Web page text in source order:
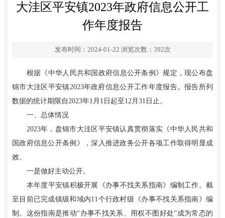
大洼区平安镇2023年政府信息公开工
作年度报告
发布时间：2024-01-22 浏览次数： 392次
根据《中华人民共和国政府信息公开条例》规定，现公布盘
锦市大洼区平安镇2023年政府信息公开工作年度报告。报告所列
数据的统计期限自2023年1月1日起至12月31日止。
一、总体情况
2023年，盘锦市大洼区平安镇认真贯彻落实《中华人民共和
国政府信息公开条例》，深入推进政务公开各项工作取得明显成
效。
一是做好主动公开。
本年度平安镇积极开展《办事不找关系指南》编制工作。截
至目前已完成镇级和域内11个行政村级《办事不找关系指南》编
制。这份指南是推动“办事不找关系、用权不图好处”成为常态的